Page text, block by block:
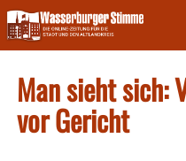
Skip
to
content
Man sieht sich:
vor Gericht